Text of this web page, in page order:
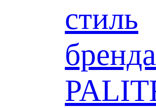
стиль
бренда